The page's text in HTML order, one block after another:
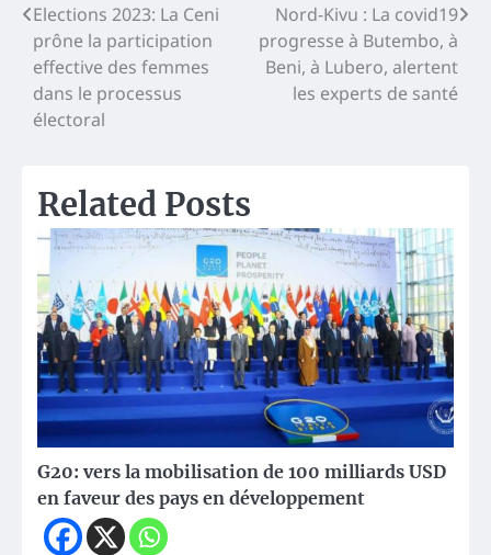
Navigation
de
l’article
Elections 2023: La Ceni
prône la participation
effective des femmes
dans le processus
électoral
Nord-Kivu : La covid19
progresse à Butembo, à
Beni, à Lubero, alertent
les experts de santé
Related Posts
G20: vers la mobilisation de 100 milliards USD
en faveur des pays en développement